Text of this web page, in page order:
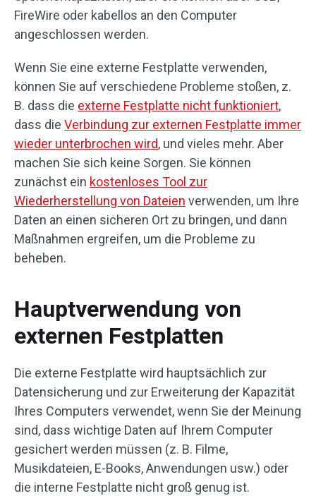
FireWire oder kabellos an den Computer
angeschlossen werden.
Wenn Sie eine externe Festplatte verwenden,
können Sie auf verschiedene Probleme stoßen, z.
B. dass die externe Festplatte nicht funktioniert,
dass die Verbindung zur externen Festplatte immer
wieder unterbrochen wird, und vieles mehr. Aber
machen Sie sich keine Sorgen. Sie können
zunächst ein kostenloses Tool zur
Wiederherstellung von Dateien verwenden, um Ihre
Daten an einen sicheren Ort zu bringen, und dann
Maßnahmen ergreifen, um die Probleme zu
beheben.
Hauptverwendung von
externen Festplatten
Die externe Festplatte wird hauptsächlich zur
Datensicherung und zur Erweiterung der Kapazität
Ihres Computers verwendet, wenn Sie der Meinung
sind, dass wichtige Daten auf Ihrem Computer
gesichert werden müssen (z. B. Filme,
Musikdateien, E-Books, Anwendungen usw.) oder
die interne Festplatte nicht groß genug ist.